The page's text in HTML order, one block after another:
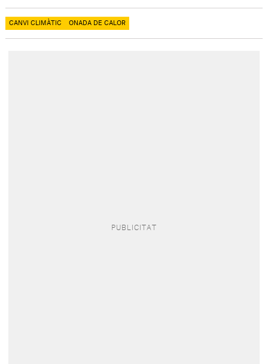
CANVI CLIMÀTIC ONADA DE CALOR